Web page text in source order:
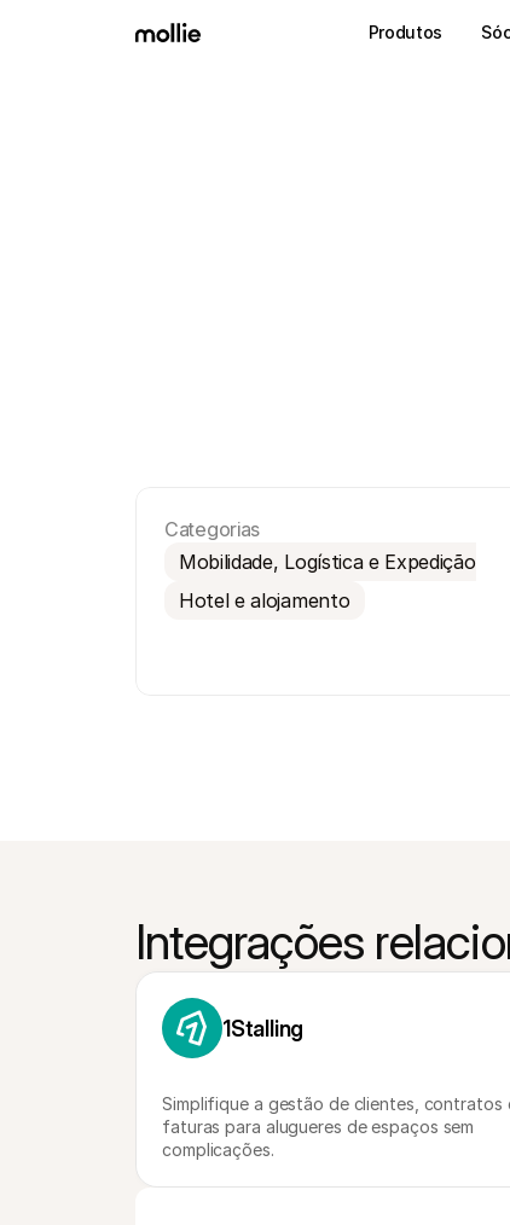
Categorias
Mobilidade, Logística e Expedição
Hotel e alojamento
Integrações
1Stalling
Simplifique a gestão de clientes, contratos
faturas para alugueres de espaços sem
complicações.
Produtos